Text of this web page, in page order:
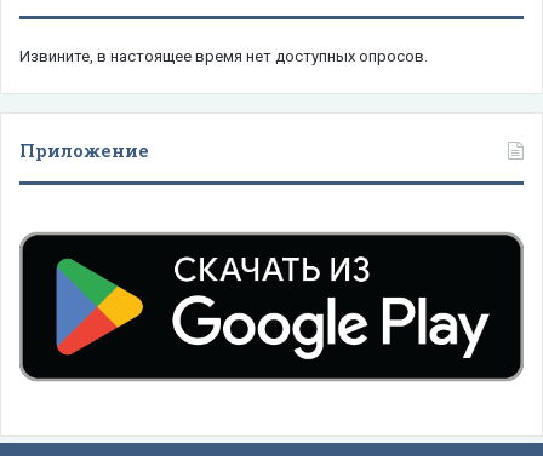
Извините, в настоящее время нет доступных опросов.
Приложение